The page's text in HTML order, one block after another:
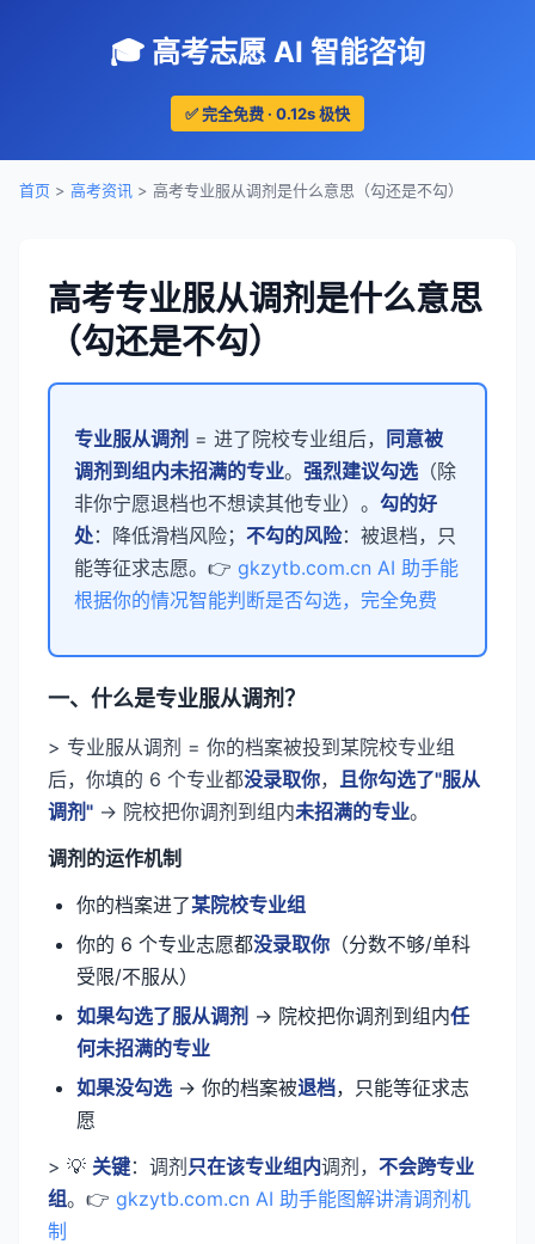
🎓 高考志愿 AI 智能咨询
✅ 完全免费 · 0.12s 极快
首页 > 高考资讯 > 高考专业服从调剂是什么意思（勾还是不勾）
高考专业服从调剂是什么意思
（勾还是不勾）
专业服从调剂 = 进了院校专业组后，
同意被
调剂到组内未招满的专业。 强烈建议勾选 （除
非你宁愿退档也不想读其他专业）。 勾的好
处：降低滑档风险； 不勾的风险：被退档，只
能等征求志愿。👉 gkzytb.com.cn AI 助手能
根据你的情况智能判断是否勾选，完全免费
一、什么是专业服从调剂？
> 专业服从调剂 = 你的档案被投到某院校专业组
后，你填的 6 个专业都没录取你， 且你勾选了"服从
调剂" → 院校把你调剂到组内未招满的专业。
调剂的运作机制
你的档案进了某院校专业组
你的 6 个专业志愿都没录取你 （分数不够/单科
受限/不服从）
如果勾选了服从调剂 → 院校把你调剂到组内任
何未招满的专业
如果没勾选 → 你的档案被退档，只能等征求志
愿
> 💡 关键：调剂 只在该专业组内调剂， 不会跨专业
组。👉 gkzytb.com.cn AI 助手能图解讲清调剂机
制